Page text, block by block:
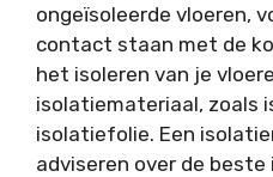
ongeïsoleerde vloeren,
contact staan met de
het isoleren van je
isolatiemateriaal, zoals
isolatiefolie. Een
adviseren over de